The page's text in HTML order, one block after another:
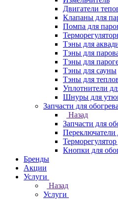
Двигатели
Клапаны для
Помпа для
Тэны для
Тэны для
Тэны для
Тэны для сауны
Тэны для
Уплотнители
Шнуры для
Запчасти для
Назад
Запчасти для
Переключатели
Кнопки для
Бренды
Акции
Услуги
Назад
Услуги